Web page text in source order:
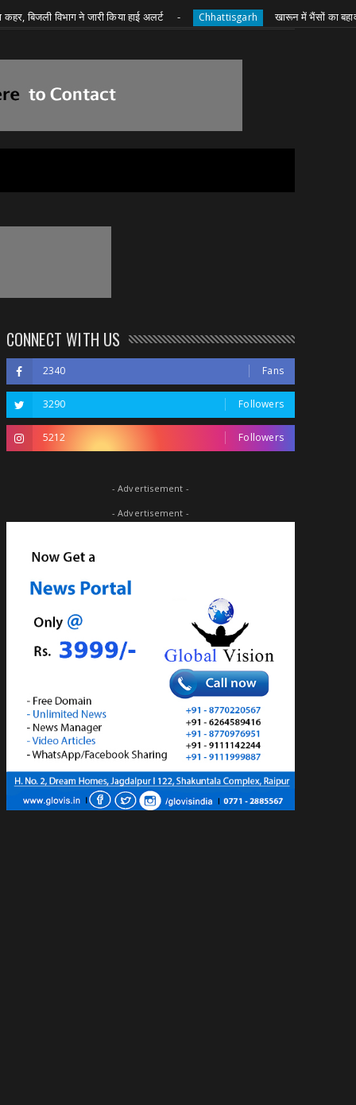
विभाग ने जारी किया हाई अलर्ट Chhattisgarh खारून में भैंसों का बहाव, 2 की
CONNECT WITH US
2340 Fans
3290 Followers
5212 Followers
- Advertisement -
- Advertisement -